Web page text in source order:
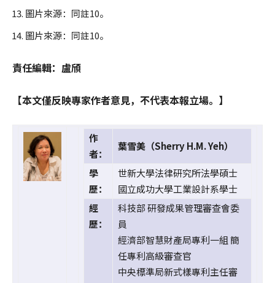
圖片來源：同註10。
圖片來源：同註10。
責任編輯：盧頎
【本文僅反映專家作者意見，不代表本報立場。】
作
者：
葉雪美（Sherry H.M. Yeh）
學
歷：
世新大學法律研究所法學碩士
國立成功大學工業設計系學士
經
歷：
科技部 研發成果管理審查會委
員
經濟部智慧財產局專利一組 簡
任專利高級審查官
中央標準局新式樣專利主任審